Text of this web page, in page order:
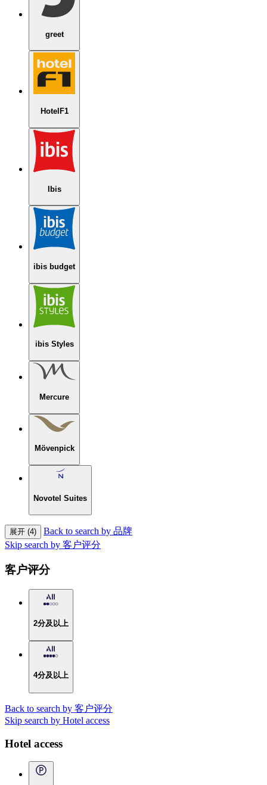
greet
HotelF1
Ibis
ibis budget
ibis Styles
Mercure
Mövenpick
Novotel Suites
展开 (4)
Back to search by 品牌
Skip search by 客户评分
客户评分
2分及以上
4分及以上
Back to search by 客户评分
Skip search by Hotel access
Hotel access